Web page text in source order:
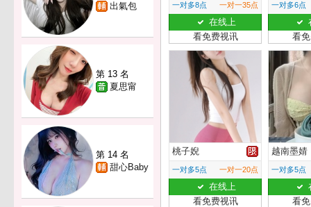
出氣包
第 13 名
夏思甯
第 14 名
甜心Baby
一对多8点 一对一35点
在线上
看免费视讯
一对多6点
看
桃子婗
一对多5点 一对一20点
在线上
看免费视讯
越南墨婧
一对多5点
看